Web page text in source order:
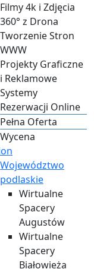
​Filmy 4k i Zdjęcia
360° z Drona
​Tworzenie Stron
WWW
​Projekty Graficzne
i Reklamowe
​Systemy
Rezerwacji Online
Pełna Oferta
Wycena
Województwo
podlaskie
Wirtualne
Spacery
Augustów
Wirtualne
Spacery
Białowieża